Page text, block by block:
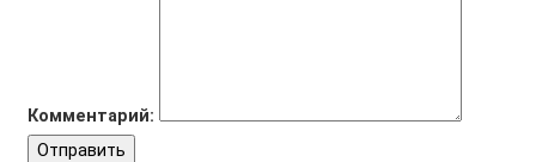
Комментарий:
Отправить